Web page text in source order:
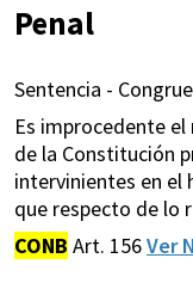
Penal
Sentencia -
Es improcedente
de la Constitución
intervinientes en el
que respecto de lo
CONB Art. 156Ver